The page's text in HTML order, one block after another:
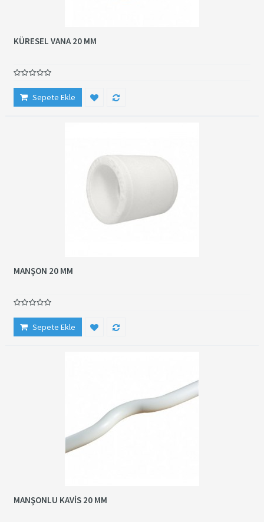
KÜRESEL VANA 20 MM
Sepete Ekle
MANŞON 20 MM
Sepete Ekle
MANŞONLU KAVİS 20 MM